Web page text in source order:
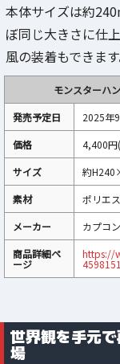
本体サイズは約
ぼ同じ大きさに仕
風の装着もできます
モンスターハ
発売予定日
2025年
価格
4,400円
サイズ
約
素材
ポリエ
メーカー
カプコン
商品詳細ペ
ージ
https://
4598151
世界観を手元
場